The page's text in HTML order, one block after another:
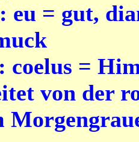
eu = gut,
coelus =
von der